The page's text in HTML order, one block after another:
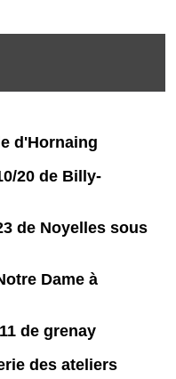
d'Hornaing
20 de Billy-
de Noyelles sous
Dame à
de grenay
des ateliers